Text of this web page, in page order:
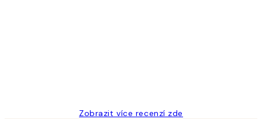
Zobrazit více recenzí zde